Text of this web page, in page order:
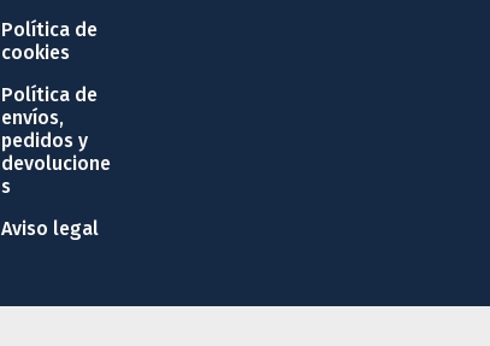
Política de
cookies
Política de
envíos,
pedidos y
devolucione
s
Aviso legal